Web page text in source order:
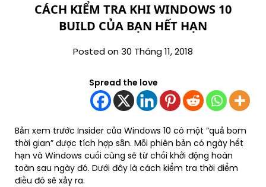
CÁCH KIỂM TRA KHI WINDOWS 10
BUILD CỦA BẠN HẾT HẠN
Posted on 30 Tháng 11, 2018
Spread the love
Bản xem trước Insider của Windows 10 có một “quả bom
thời gian” được tích hợp sẵn. Mỗi phiên bản có ngày hết
hạn và Windows cuối cùng sẽ từ chối khởi động hoàn
toàn sau ngày đó. Dưới đây là cách kiểm tra thời điểm
điều đó sẽ xảy ra.